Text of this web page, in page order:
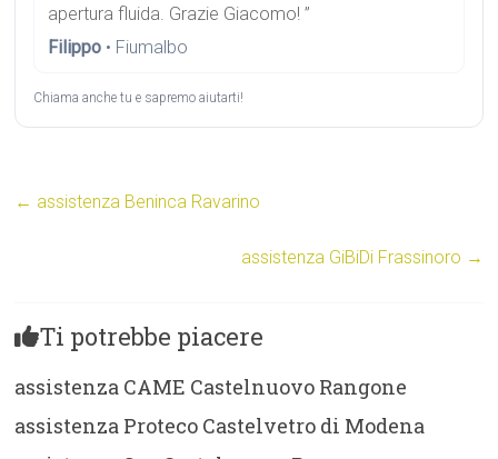
apertura fluida. Grazie Giacomo! ”
Filippo • Fiumalbo
Chiama anche tu e sapremo aiutarti!
← assistenza Beninca Ravarino
assistenza GiBiDi Frassinoro →
Ti potrebbe piacere
assistenza CAME Castelnuovo Rangone
assistenza Proteco Castelvetro di Modena